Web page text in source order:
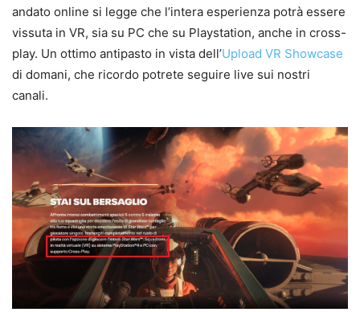
andato online si legge che l’intera esperienza potrà essere
vissuta in VR, sia su PC che su Playstation, anche in cross-
play. Un ottimo antipasto in vista dell’Upload VR Showcase
di domani, che ricordo potrete seguire live sui nostri
canali.